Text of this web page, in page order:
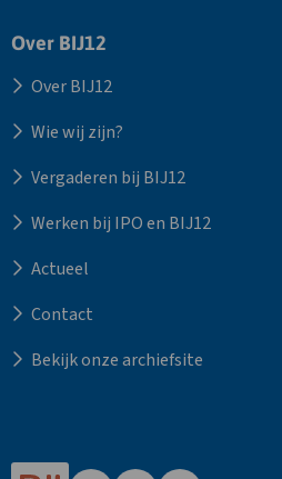
Over BIJ12
Over BIJ12
Wie wij zijn?
Vergaderen bij BIJ12
Werken bij IPO en BIJ12
Actueel
Contact
Bekijk onze archiefsite